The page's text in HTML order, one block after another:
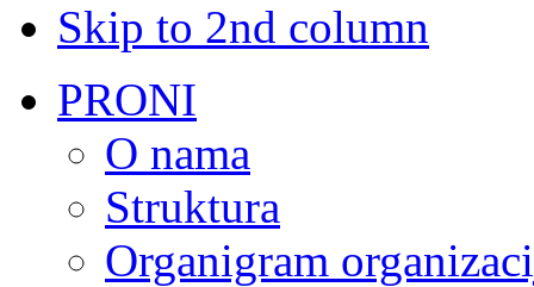
Skip to 2nd column
PRONI
O nama
Struktura
Organigram